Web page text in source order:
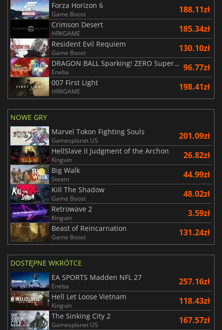
Forza Horizon 6
Game Boost 188.11zł
Crimson Desert
HRKGAME 185.34zł
Resident Evil Requiem
Game Boost 130.10zł
DRAGON BALL Sparking! ZERO Super Limit Breaking NEO
Eneba 96.77zł
007 First Light
HRKGAME 198.41zł
NOWE GRY
Marvel Tokon Fighting Souls
Gamesplanet US 201.09zł
HellSlave II Judgment of the Archon
Kinguin 26.82zł
Big Walk
Steam 44.99zł
Kill The Shadow
Game Boost 48.02zł
Retrowave 2
Kinguin 3.59zł
Beast of Reincarnation
Game Boost 131.24zł
DOSTĘPNE WKRÓTCE
EA SPORTS Madden NFL 27
Eneba 257.16zł
Hell Let Loose Vietnam
Kinguin 118.43zł
The Sinking City 2
Gamesplanet US 167.57zł